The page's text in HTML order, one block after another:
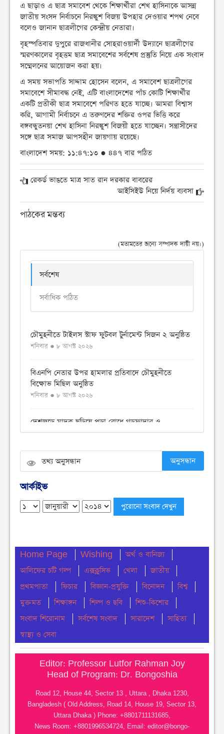
এ ছাড়াও এ ছাত্র সমাবেশ থেকে শিক্ষার্থীরা শেখ হাসিনাকে আসন্ন
জাতীয় সংসদ নির্বাচনে নিরঙ্কুশ বিজয় উপহার দেওয়ার শপথ নেবে
বলেও জানান ছাত্রলীগের কেন্দ্রীয় নেতারা।
বৃহস্পতিবার দুপুরে রাজধানীর সোহরাওয়ার্দী উদ্যানে ছাত্রলীগের
স্মরণকালের বৃহত্তম ছাত্র সমাবেশের সর্বশেষ প্রস্তুতি নিয়ে এক সংবাদ
সম্মেলনের আয়োজন করা হয়।
এ সময় সভাপতি সাদ্দাম হোসেন বলেন, এ সমাবেশ ছাত্রলীগের
সমাবেশে সীমাবদ্ধ নেই, এটি বাংলাদেশের পাঁচ কোটি শিক্ষার্থীর
একটি প্রতীকী ছাত্র সমাবেশে পরিণত হতে যাচ্ছে। আমরা বিশ্বাস
করি, আগামী নির্বাচনে এ তরুণদের শক্তির ওপর ভিত্তি করে
বঙ্গবন্ধুতনয়া শেখ হাসিনা নিরঙ্কুশ বিজয়ী হতে যাচ্ছেন। সন্ত্রাসীদের
সঙ্গে ছাত্র সমাজ আপসহীন জায়গায় রয়েছে।
বাংলাদেশ সময়: ১১:৪৭:১৩ ● ৪৪৭ বার পঠিত
রেকর্ড ভাঙতে মাত্র সাত রান দরকার বাবরের
আইসিইউ নিয়ে নির্দয় ব্যবসা
পাঠকের মন্তব্য
(মতামতের জন্যে সম্পাদক দায়ী নয়।)
সর্বশেষ
সর্বাধিক পঠিত
চৌমুহনীতে টাইলস স্টাফ ফুটবল টুর্নামেন্ট সিজন ২ অনুষ্ঠিত
শনিবার ● ৮ আগস্ট ২০২৬
বিএনপি নেতার উপর হামলার প্রতিবাদে চৌমুহনীতে
বিক্ষোভ মিছিল অনুষ্ঠিত
শনিবার ● ৮ আগস্ট ২০২৬
দেশজুড়ে মাদক ছড়িয়ে পড়া রোধে গডফাদার ও
সহযোগীদের বিরুদ্ধে চূড়ান্ত অভিযান
চৌমুহনীতে ১২কেজি গাঁজা ও একটি সিএনজি সহ আটক ১
শুক্রবার ● ৭ আগস্ট ২০২৬
চৌমুহনীতে সন্ত্রাসীদের গুলিতে হকার্স কাশেম ও ব্যবসায়ী
নোয়াখালীতে ডি সির নিকট ১১ দলের স্মারক লিপি প্রদান
বৃহস্পতিবার ● ৬ আগস্ট ২০২৬
বেগমগঞ্জে ১১ দলীয় ঐক্যের বিক্ষোভ সমাবেশ ও গণমিছিল
অনুষ্ঠিত
বুধবার ● ৫ আগস্ট ২০২৬
চেয়ারম্যান পদে জনপ্রিয়তার শীর্ষে এম শহীদ
বুধবার ● ৫ আগস্ট ২০২৬
সংবিধান থেকে বাতিল হতে পারে শেখ মুজিবুর রহমানের
অনুসন্ধান
আর্কাইভ
Home Page Wishing
অর্থ ও বানিজ্য
আলিফের চটি গল্প
এক্সক্লুসিভ খেলা
জাতীয়
প্রথমপাতা
ফিচার বিজ্ঞান-প্রযুক্তি বিনোদন
বিশ্ব
মুক্তমত
শিক্ষাঙ্গন শিল্প ও ছবি
শিশু-কিশোর
সংবাদ শিরোনাম
সর্বশেষ সংবাদ সারাদেশ
সাহিত্য
স্বাস্থ্য ও সেবা
Editor: Professor Lutfor Rahman Joy
Head of Program: Dr. Bongoshia
Road 12, House 44, Sector 13 , Uttara , Dhaka 1230,
Bangladesh ( Old Address, Road 14, House 19, Sector 13,
Uttara Dhaka ) Phone: +8801711131685,
News Room: +8801996534724, Email: editor@bongo-